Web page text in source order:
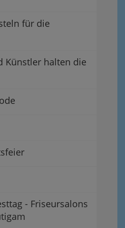
für die
Künstler halten die
- Friseursalons